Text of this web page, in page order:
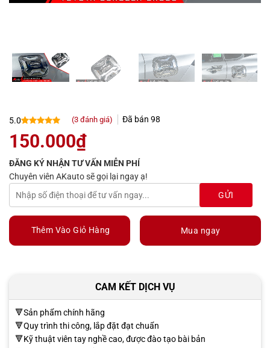
5.0
5.0trên 5
dựa trên
3
(3đánh giá) Đã bán 98
150.000₫
ĐĂNG KÝ NHẬN TƯ VẤN MIỄN PHÍ
Chuyên viên AKauto sẽ gọi lại ngay ạ!
Thêm Vào Giỏ Hàng Mua ngay
CAM KẾT DỊCH VỤ
🔻Sản phẩm chính hãng
🔻Quy trình thi công, lắp đặt đạt chuẩn
🔻Kỹ thuật viên tay nghề cao, được đào tạo bài bản